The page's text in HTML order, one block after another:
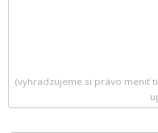
(vyhradzujeme si právo meniť